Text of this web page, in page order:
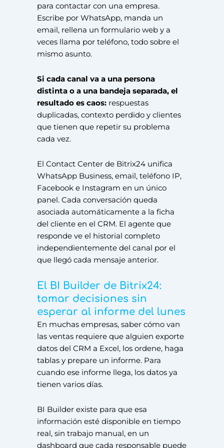
para contactar con una empresa.
Escribe por WhatsApp, manda un
email, rellena un formulario web y a
veces llama por teléfono, todo sobre el
mismo asunto.
Si cada canal va a una persona
distinta o a una bandeja separada, el
resultado es caos: respuestas
duplicadas, contexto perdido y clientes
que tienen que repetir su problema
cada vez.
El Contact Center de Bitrix24 unifica
WhatsApp Business, email, teléfono IP,
Facebook e Instagram en un único
panel. Cada conversación queda
asociada automáticamente a la ficha
del cliente en el CRM. El agente que
responde ve el historial completo
independientemente del canal por el
que llegó cada mensaje anterior.
El BI Builder de Bitrix24:
tomar decisiones sin
esperar al informe del lunes
En muchas empresas, saber cómo van
las ventas requiere que alguien exporte
datos del CRM a Excel, los ordene, haga
tablas y prepare un informe. Para
cuando ese informe llega, los datos ya
tienen varios días.
BI Builder existe para que esa
información esté disponible en tiempo
real, sin trabajo manual, en un
dashboard que cada responsable puede